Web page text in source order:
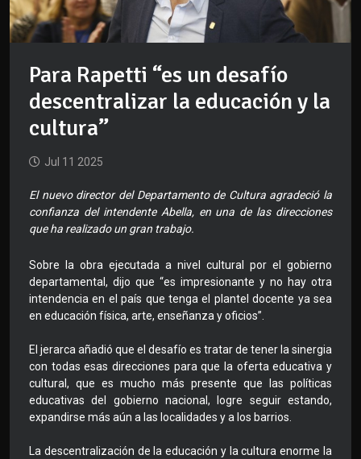
Para Rapetti “es un desafío
descentralizar la educación y la
cultura”
Jul 11 2025
El nuevo director del Departamento de Cultura agradeció la
confianza del intendente Abella, en una de las direcciones
que ha realizado un gran trabajo.
Sobre la obra ejecutada a nivel cultural por el gobierno
departamental, dijo que “es impresionante y no hay otra
intendencia en el país que tenga el plantel docente ya sea
en educación física, arte, enseñanza y oficios”.
El jerarca añadió que el desafío es tratar de tener la sinergia
con todas esas direcciones para que la oferta educativa y
cultural, que es mucho más presente que las políticas
educativas del gobierno nacional, logre seguir estando,
expandirse más aún a las localidades y a los barrios.
La descentralización de la educación y la cultura enorme la